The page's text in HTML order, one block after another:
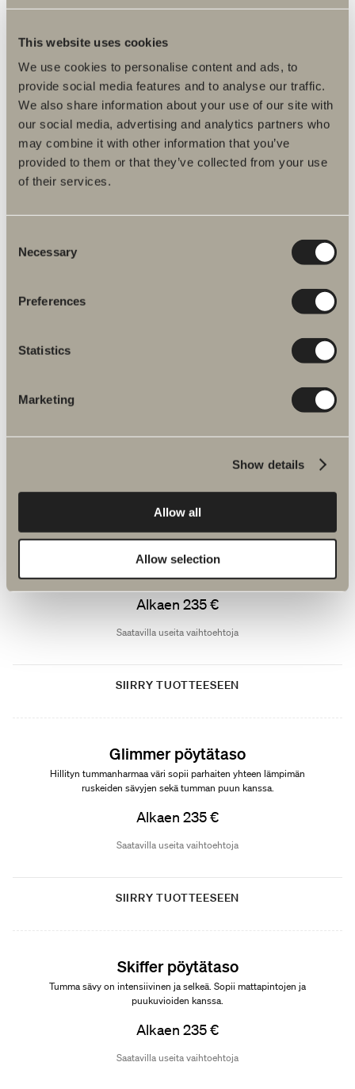
This website uses cookies
We use cookies to personalise content and ads, to
provide social media features and to analyse our traffic.
We also share information about your use of our site with
our social media, advertising and analytics partners who
may combine it with other information that you’ve
provided to them or that they’ve collected from your use
of their services.
Selection
Necessary
Preferences
Statistics
Marketing
Show details
Allow all
Allow selection
SIIRRY TUOTTEESEEN
Uutuus
Jura
Lämmin kivipinta pehmeällä rakenteella ja ajattomalla harmonialla.
Tumma ja ilmeikäs pinta, jossa on visuaalista painoa ja
SIIRRY TUOTTEESEEN
Sopii kalustesarjaan Poem
Kvarts pöytätaso
Harmaan- ja hiekanvärinen tausta luo lämpimän ja kutsuvan
tunnelman.
Alkaen 235 €
Saatavilla useita vaihtoehtoja
SIIRRY TUOTTEESEEN
Glimmer pöytätaso
Hillityn tummanharmaa väri sopii parhaiten yhteen lämpimän
ruskeiden sävyjen sekä tumman puun kanssa.
Alkaen 235 €
Saatavilla useita vaihtoehtoja
SIIRRY TUOTTEESEEN
Skiffer pöytätaso
Tumma sävy on intensiivinen ja selkeä. Sopii mattapintojen ja
puukuvioiden kanssa.
Alkaen 235 €
Saatavilla useita vaihtoehtoja